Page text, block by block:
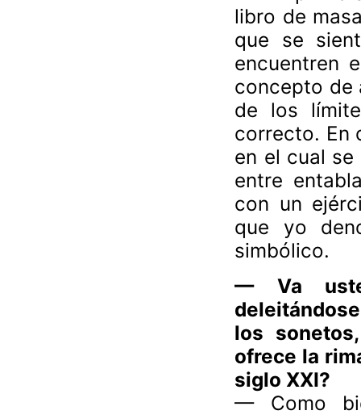
libro de
que se
encuentren
concepto de
de los
correcto. En
en el cual
entre
con un
que yo
simbólico.
— Va
los
ofrece la
siglo XXI?
— Como